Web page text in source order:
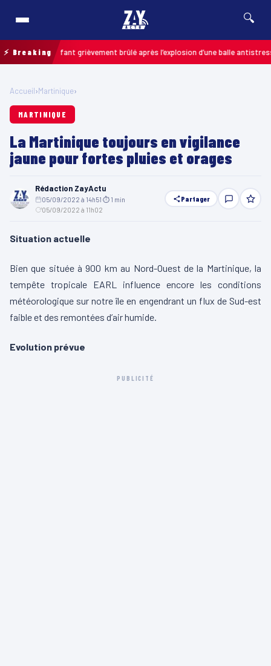
🔍
⚡ Breaking
: un enfant grièvement brûlé après l’explosion d’une balle antistress
Accueil›Martinique›
MARTINIQUE
La Martinique toujours en vigilance
jaune pour fortes pluies et orages
Rédaction ZayActu
05/09/2022 à 14h51 ⏱ 1 min
05/09/2022 à 11h02
Partager
Situation actuelle
Bien que située à 900 km au Nord-Ouest de la Martinique, la
tempête tropicale EARL influence encore les conditions
météorologique sur notre île en engendrant un flux de Sud-est
faible et des remontées d’air humide.
Evolution prévue
PUBLICITÉ